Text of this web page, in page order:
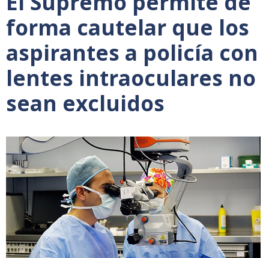
forma cautelar que los
aspirantes a policía con
lentes intraoculares no
sean excluidos